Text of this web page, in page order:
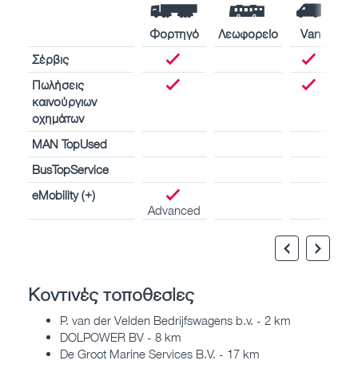
Φορτηγό Λεωφορείο
Van
Σέρβις
Πωλήσεις
καινούργιων
οχημάτων
MAN TopUsed
BusTopService
eMobility (+)
Advanced
Κοντινές τοποθεσίες
P. van der Velden Bedrijfswagens b.v. - 2 km
DOLPOWER BV - 8 km
De Groot Marine Services B.V. - 17 km